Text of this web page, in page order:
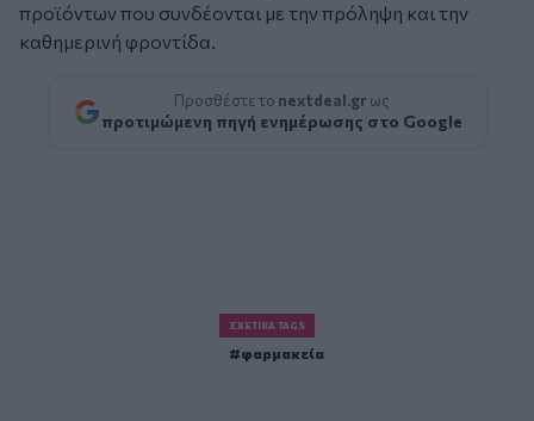
προϊόντων που συνδέονται με την πρόληψη και την
καθημερινή φροντίδα.
Προσθέστε το nextdeal.gr ως
προτιμώμενη πηγή ενημέρωσης στο Google
ΣΧΕΤΙΚΆ TAGS
φαρμακεία